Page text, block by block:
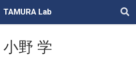
TAMURA Lab
小野 学